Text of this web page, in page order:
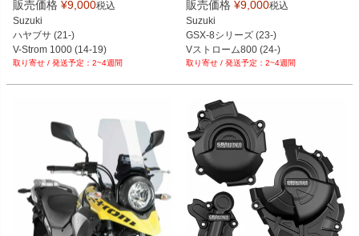
PRN011926-02
PRN011926-03
PRN011926-04
PRN011926-05
PRN011926-07
販売価格 ¥9,000税込
Suzuki
ハヤブサ (21-)
V-Strom 1000 (14-19)
V-Strom 1050 (20-)2~4週間
PRN016487-02
PRN016487-03
PRN016487-04
PRN016487-05
PRN016487-07
販売価格 ¥9,000税込
Suzuki
GSX-8シリーズ (23-)
Vストローム800 (24-)
2~4週間